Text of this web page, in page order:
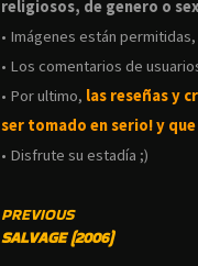
religiosos, de genero o
• Imágenes están
• Los comentarios de
• Por ultimo, las reseñas y
ser tomado en serio! y
• Disfrute su estadía ;)
CONTINUE
READING
PREVIOUS
SALVAGE (2006)